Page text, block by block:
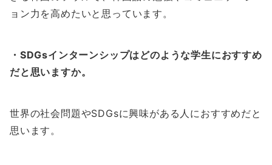
ョン力を高めたいと思っています。
・SDGsインターンシップはどのような学生におすすめ
だと思いますか。
世界の社会問題やSDGsに興味がある人におすすめだと
思います。